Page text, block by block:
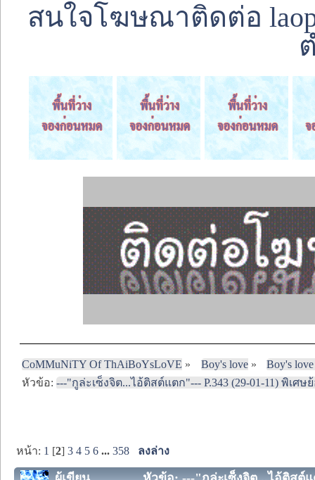
สนใจโฆษณาติดต่อ
CoMMuNiTY Of ThAiBoYsLoVE » Boy's love»
Boy's
หัวข้อ:---"กูล่ะเซ็งจิต...ไอ้ติสต์แตก"--- P.343 (29-01-11) พิเศษ
หน้า: 1 [2]3 4 5 6 ...358 ลงล่าง